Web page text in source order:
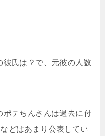
彼氏は？で、元彼の人数
ポテちんさんは過去に付
どはあまり公表してい